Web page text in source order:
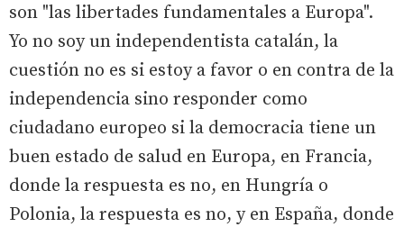
son "las libertades fundamentales a Europa".
Yo no soy un independentista catalán, la
cuestión no es si estoy a favor o en contra de la
independencia sino responder como
ciudadano europeo si la democracia tiene un
buen estado de salud en Europa, en Francia,
donde la respuesta es no, en Hungría o
Polonia, la respuesta es no, y en España, donde